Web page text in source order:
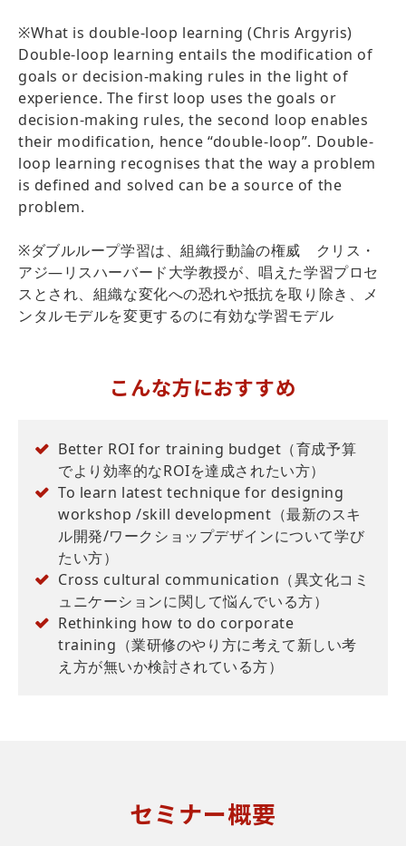
※What is double-loop learning (Chris Argyris)
Double-loop learning entails the modification of
goals or decision-making rules in the light of
experience. The first loop uses the goals or
decision-making rules, the second loop enables
their modification, hence “double-loop”. Double-
loop learning recognises that the way a problem
is defined and solved can be a source of the
problem.
※ダブルループ学習は、組織行動論の権威 クリス・
アジ―リスハーバード大学教授が、唱えた学習プロセ
スとされ、組織な変化への恐れや抵抗を取り除き、メ
ンタルモデルを変更するのに有効な学習モデル
こんな方におすすめ
Better ROI for training budget（育成予算
でより効率的なROIを達成されたい方）
To learn latest technique for designing
workshop /skill development（最新のスキ
ル開発/ワークショップデザインについて学び
たい方）
Cross cultural communication（異文化コミ
ュニケーションに関して悩んでいる方）
Rethinking how to do corporate
training（業研修のやり方に考えて新しい考
え方が無いか検討されている方）
セミナー概要